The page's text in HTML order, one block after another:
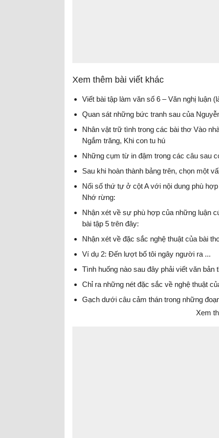
Xem thêm bài viết khác
Viết bài tập làm văn số 6 – Văn nghị luận
Quan sát những bức tranh sau của
Nhân vật trữ tình trong các bài thơ Vào
Ngắm trăng, Khi con tu hú
Những cụm từ in đậm trong các câu sau
Sau khi hoàn thành bảng trên, chọn một
Nối số thứ tự ở cột A với nội dung phù
Nhớ rừng:
Nhận xét về sự phù hợp của những luận
bài tập 5 trên đây:
Nhận xét về đặc sắc nghệ thuật của bài
Ví dụ 2: Đến lượt bố tôi ngây người ra ...
Tình huống nào sau đây phải viết văn bản
Chỉ ra những nét đặc sắc về nghệ thuật
Gạch dưới câu cảm thán trong những
Xem